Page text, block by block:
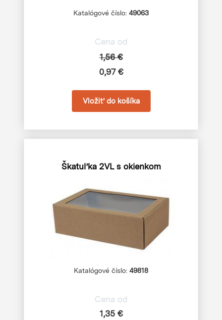
Katalógové číslo: 49063
Cena od
1,56 €
0,97 €
Škatuľka 2VL s okienkom
Katalógové číslo: 49818
Cena od
1,35 €